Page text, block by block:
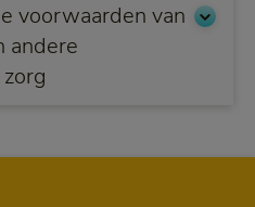
voorwaarden van
andere